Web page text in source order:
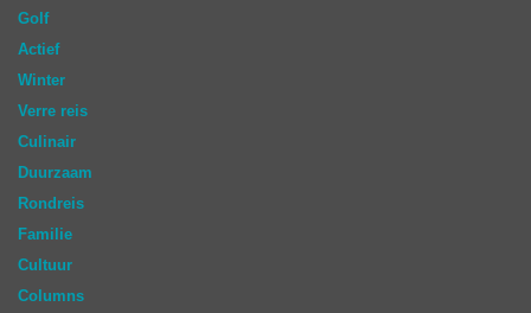
Golf
Actief
Winter
Verre reis
Culinair
Duurzaam
Rondreis
Familie
Cultuur
Columns